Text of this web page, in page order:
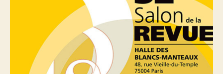
2022,
Paris